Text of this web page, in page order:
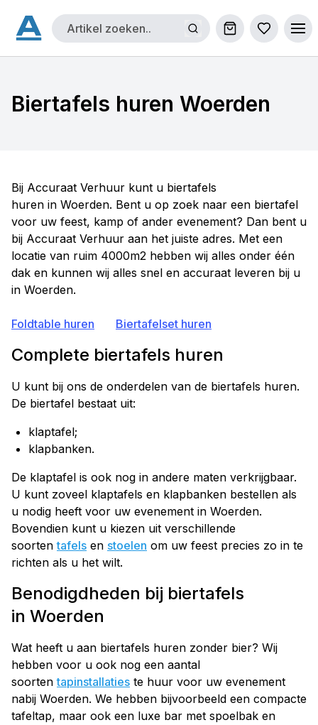
Winkelwagen
Biertafels huren Woerden
Bij Accuraat Verhuur kunt u biertafels
huren in Woerden. Bent u op zoek naar een biertafel
voor uw feest, kamp of ander evenement? Dan bent u
bij Accuraat Verhuur aan het juiste adres. Met een
locatie van ruim 4000m2 hebben wij alles onder één
dak en kunnen wij alles snel en accuraat leveren bij u
in Woerden.
Foldtable huren Biertafelset huren
Complete biertafels huren
U kunt bij ons de onderdelen van de biertafels huren.
De biertafel bestaat uit:
klaptafel;
klapbanken.
De klaptafel is ook nog in andere maten verkrijgbaar.
U kunt zoveel klaptafels en klapbanken bestellen als
u nodig heeft voor uw evenement in Woerden.
Bovendien kunt u kiezen uit verschillende
soortentafels en stoelen om uw feest precies zo in te
richten als u het wilt.
Benodigdheden bij biertafels
in Woerden
Wat heeft u aan biertafels huren zonder bier? Wij
hebben voor u ook nog een aantal
soortentapinstallaties te huur voor uw evenement
nabij Woerden. We hebben bijvoorbeeld een compacte
tafeltap, maar ook een luxe bar met spoelbak en